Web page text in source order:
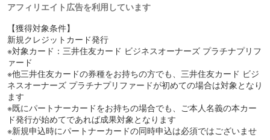
【注目】ポイント還元率最大10%※4
圧倒的なポイント還元率とビジネスを飛躍させる機能
＜三井住友カード ビジネスオーナーズ プラチナプリファード＞
■本会員
33,000円（税込）
■パートナー会員
永年無料
★おすすめポイント★
（１）圧倒的なポイント還元率
アフィリエイト広告を利用しています
【獲得対象条件】
新規クレジットカード発行
※対象カード：三井住友カード ビジネスオーナーズ プラチナプリフ
ァード
※他三井住友カードの券種をお持ちの方でも、三井住友カード ビジ
ネスオーナーズ プラチナプリファードが初めての場合は対象となり
ます
※既にパートナーカードをお持ちの場合でも、ご本人名義の本カー
ド発行が始めてであれば成果対象となります
※新規申込時にパートナーカードの同時申込は必須ではございませ